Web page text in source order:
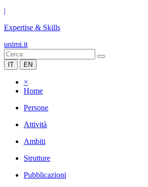
|
Expertise & Skills
unimi.it
IT EN
×
Home
Persone
Attività
Ambiti
Strutture
Pubblicazioni